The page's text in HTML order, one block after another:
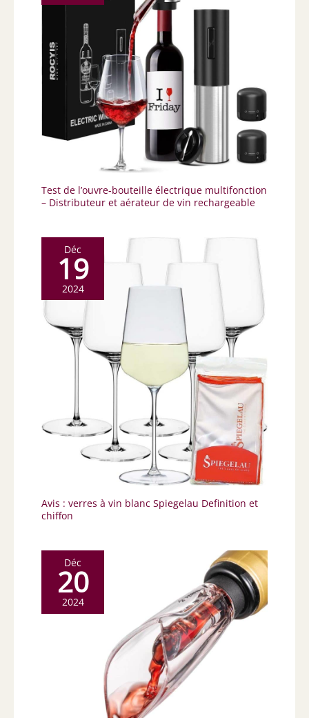
Test de l’ouvre-bouteille électrique multifonction
– Distributeur et aérateur de vin rechargeable
Déc
19
2024
Avis : verres à vin blanc Spiegelau Definition et
chiffon
Déc
20
2024